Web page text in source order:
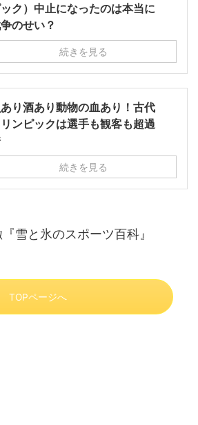
ック）中止になったのは本当に
のせい？
続きを見る
り酒あり動物の血あり！古代
ンピックは選手も観客も超過
続きを見る
雪と氷のスポーツ百科』
TOPページへ